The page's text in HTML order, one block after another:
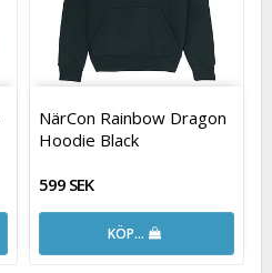
NärCon Rainbow Dragon
Hoodie Black
599 SEK
KÖP…